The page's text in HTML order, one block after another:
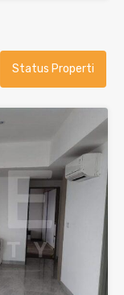
Status Properti